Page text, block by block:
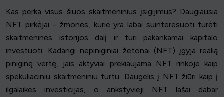
Kas perka visus šiuos skaitmeninius įsigijimus? Daugiausia
NFT pirkėjai - žmonės, kurie yra labai suinteresuoti turėti
skaitmeninės istorijos dalį ir turi pakankamai kapitalo
investuoti. Kadangi nepiniginiai žetonai (NFT) įgyja realią
piniginę vertę, jais aktyviai prekiaujama NFT rinkoje kaip
spekuliaciniu skaitmeniniu turtu. Daugelis į NFT žiūri kaip į
ilgalaikes investicijas, o ankstyvieji NFT lašai dabar